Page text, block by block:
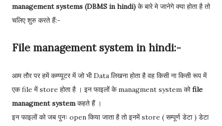
management systems (DBMS in hindi) के बारे मे जानेगे क्या होता है तो
चलिए शुरु करते हैं:-
File management system in hindi:-
आम तौर पर हमें कम्प्यूटर में जो भी Data लिखना होता है वह किसी ना किसी रूप में
एक file में store होता है । इन फाइलों के managment system कोfile
managment systemकहते हैं ।
इन फाइलों को जब पुनः open किया जाता है तो इनमें store ( सम्पूर्ण डेटा ) डेटा